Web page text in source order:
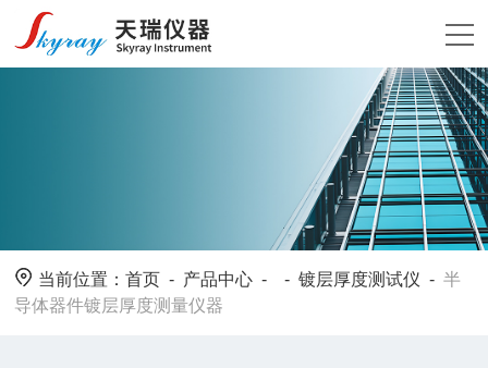
当前位置：首页 - 产品中心 - -镀层厚度测试仪 -半
导体器件镀层厚度测量仪器